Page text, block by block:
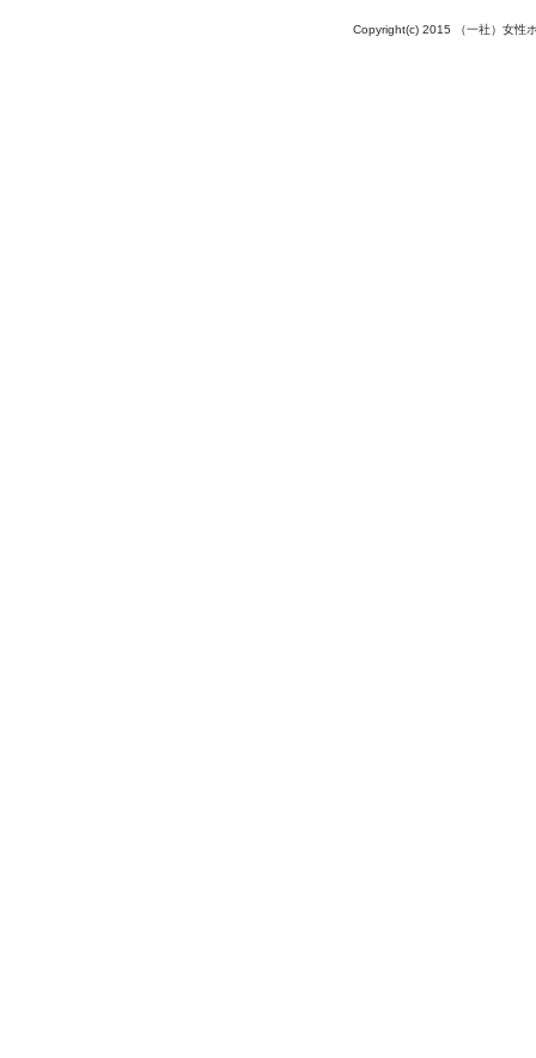
Copyright(c) 2015 （一社）女性